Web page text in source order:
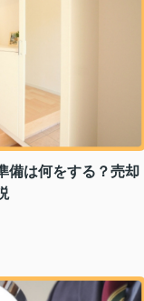
備は何をする？売却